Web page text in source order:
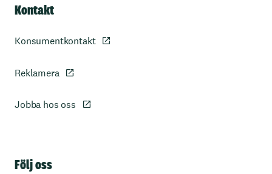
Kontakt
Konsumentkontakt
Reklamera
Jobba hos oss
Följ oss